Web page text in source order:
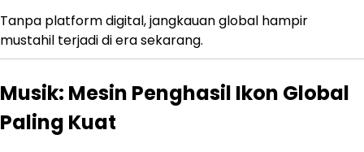
Tanpa platform digital, jangkauan global hampir
mustahil terjadi di era sekarang.
Musik: Mesin Penghasil Ikon Global
Paling Kuat